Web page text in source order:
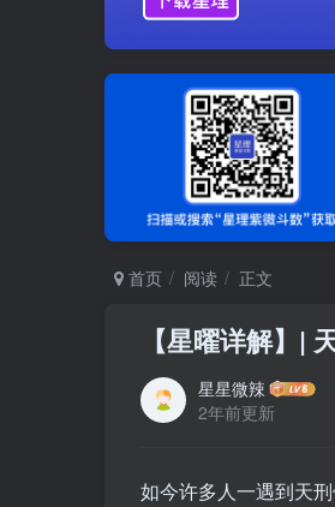
首页 阅读 正文
【星曜详解】|
星星微辣
2年前更新
如今许多人一遇到天